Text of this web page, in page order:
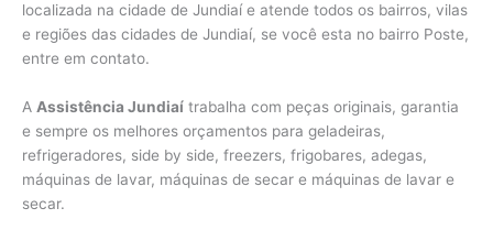
localizada na cidade de Jundiaí e atende todos os bairros, vilas
e regiões das cidades de Jundiaí, se você esta no bairro Poste,
entre em contato.
A Assistência Jundiaí trabalha com peças originais, garantia
e sempre os melhores orçamentos para geladeiras,
refrigeradores, side by side, freezers, frigobares, adegas,
máquinas de lavar, máquinas de secar e máquinas de lavar e
secar.